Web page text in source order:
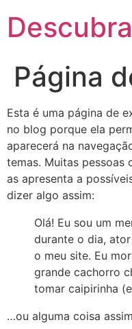
Página
Esta é uma página de
no blog porque ela
aparecerá na
temas. Muitas pessoas
as apresenta a
dizer algo assim:
Olá! Eu sou um
durante o dia,
o meu site. Eu
grande cachorro
tomar caipirinha
…ou alguma coisa